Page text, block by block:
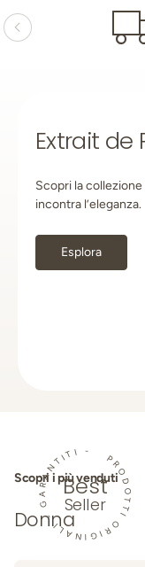
Extrait de
Scopri la collezione
incontra l’eleganza.
Esplora
PRODOTTI ORIGINALI - GARANTITI -
Best
Seller
Scopri i più venduti
Donna